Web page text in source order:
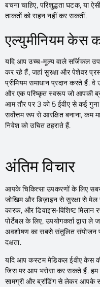
बचना चाहिए, परिशुद्धता घटक, या
ताकतों को सहन नहीं कर सकतीं.
एल्युमीनियम केस
यदि आप उच्च-मूल्य वाले सर्जिकल
कर रहे हैं, जहां सुरक्षा और पेशेवर
प्रीमियम समाधान प्रदान करते हैं. वे
और एक परिष्कृत स्वरूप जो आपकी
आम तौर पर 3 को 5 ईवीए से कई
सर्वोत्तम रूप से आरक्षित बनाना, कम
निवेश को उचित ठहराते हैं.
अंतिम विचार
आपके चिकित्सा उपकरणों के लिए
जोखिम और डिज़ाइन से सुरक्षा से मेल
कारक, और डिवाइस-विशिष्ट मिलान
पोर्टेबल के लिए, उपयोगकर्ता द्वारा
अवशोषण का सबसे संतुलित संयोजन
दक्षता.
यदि आप कस्टम मेडिकल ईवीए केस
जिस पर आप भरोसा कर सकते हैं.
सामग्री और ब्रांडिंग से लेकर